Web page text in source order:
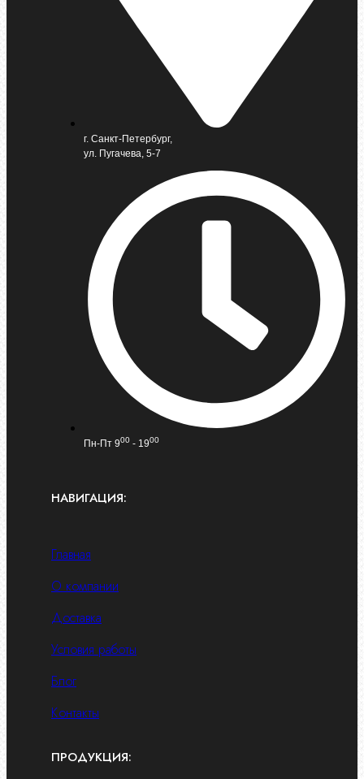
г. Санкт-Петербург,
ул. Пугачева, 5-7
Пн-Пт 900 - 1900
НАВИГАЦИЯ:
Главная
О компании
Доставка
Условия работы
Блог
Контакты
ПРОДУКЦИЯ: